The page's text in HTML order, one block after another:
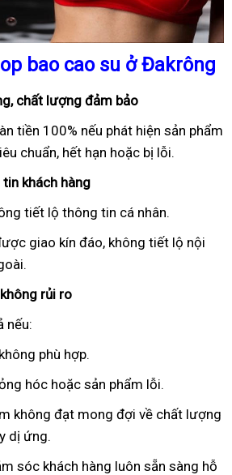
bao cao su ở Đakrông
chất lượng đảm bảo
tiền 100% nếu phát hiện sản phẩm
chuẩn, hết hạn hoặc bị lỗi.
khách hàng
tiết lộ thông tin cá nhân.
giao kín đáo, không tiết lộ nội
rủi ro
nếu:
phù hợp.
hóc hoặc sản phẩm lỗi.
không đạt mong đợi về chất lượng
dị ứng.
sóc khách hàng luôn sẵn sàng hỗ